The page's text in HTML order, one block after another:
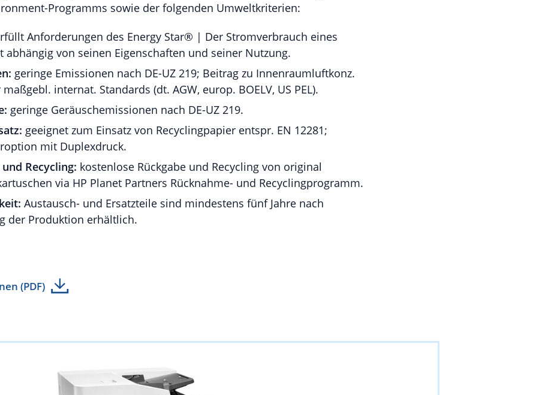
Programms sowie der folgenden Umweltkriterien:
Anforderungen des Energy Star® | Der Stromverbrauch eines
abhängig von seinen Eigenschaften und seiner Nutzung.
geringe Emissionen nach DE-UZ 219; Beitrag zu Innenraumluftkonz.
internat. Standards (dt. AGW, europ. BOELV, US PEL).
geringe Geräuschemissionen nach DE-UZ 219.
geeignet zum Einsatz von Recyclingpapier entspr. EN 12281;
mit Duplexdruck.
Recycling: kostenlose Rückgabe und Recycling von original
via HP Planet Partners Rücknahme- und Recyclingprogramm.
Austausch- und Ersatzteile sind mindestens fünf Jahre nach
der Produktion erhältlich.
(PDF)